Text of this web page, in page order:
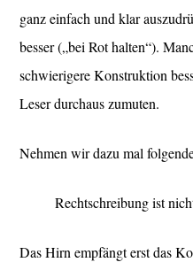
ganz einfach und klar
besser („bei Rot halten“).
schwierigere Konstruktion
Leser durchaus zumuten.
Nehmen wir dazu mal
Rechtschreibung ist
Das Hirn empfängt erst das